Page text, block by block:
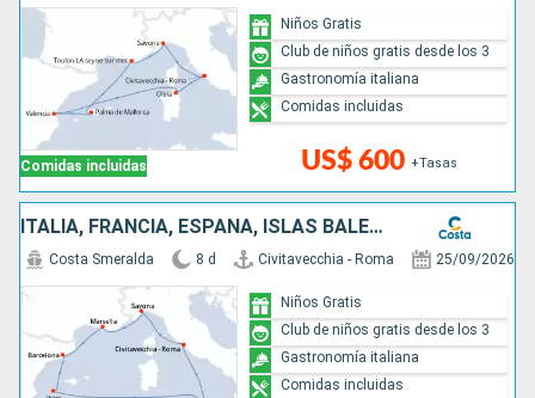
Comidas incluidas US$ 600 +Tasas
Niños Gratis
Club de niños gratis desde los 3
Gastronomía italiana
Comidas incluidas
ITALIA, FRANCIA, ESPAÑA, ISLAS BALEARES
Costa Smeralda 8 d Civitavecchia - Roma 25/09/2026
Niños Gratis
Club de niños gratis desde los 3
Gastronomía italiana
Comidas incluidas